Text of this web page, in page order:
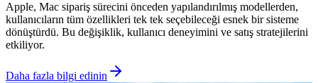
Apple, Mac sipariş sürecini önceden yapılandırılmış modellerden,
kullanıcıların tüm özellikleri tek tek seçebileceği esnek bir sisteme
dönüştürdü. Bu değişiklik, kullanıcı deneyimini ve satış stratejilerini
etkiliyor.
Daha fazla bilgi edinin